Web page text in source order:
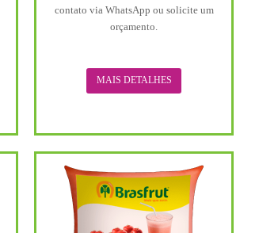
contato via WhatsApp ou solicite um
orçamento.
MAIS DETALHES